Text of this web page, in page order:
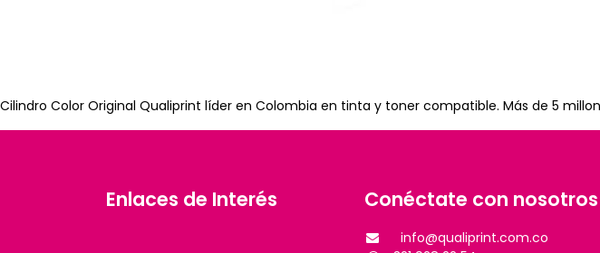
Cilindro Color Original Qualiprint líder en Colombia en tinta y toner compatible. Más de 5
Enlaces de Interés Conéctate con nosotros
info@qualiprint.com.co